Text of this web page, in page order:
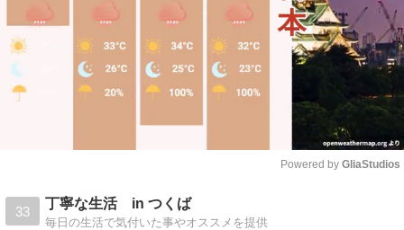
Powered by GliaStudios
33
丁寧な生活 in つくば
毎日の生活で気付いた事やオススメを提供